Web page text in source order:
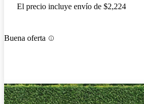
El precio incluye envío de $2,224
Buena oferta